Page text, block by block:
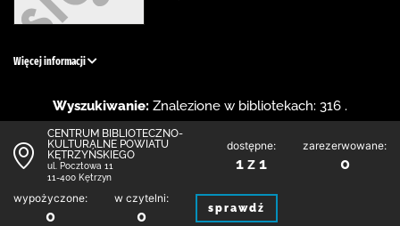
Więcej informacji
Wyszukiwanie: Znalezione w bibliotekach: 316 .
CENTRUM BIBLIOTECZNO-
KULTURALNE POWIATU
KĘTRZYŃSKIEGO
ul. Pocztowa 11
11-400 Kętrzyn
dostępne:
1 z 1
zarezerwowane:
0
wypożyczone:
0
w czytelni:
0 sprawdź